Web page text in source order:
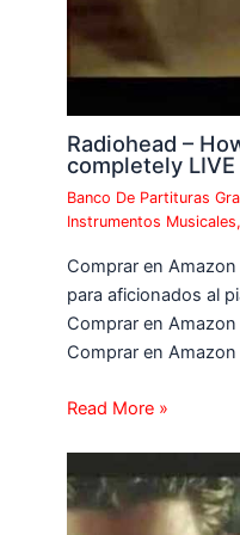
Radiohead –
completely LIVE
Banco De Partituras
Instrumentos Musicales
Comprar en
para aficionados al
Comprar en
Comprar en
Read More »